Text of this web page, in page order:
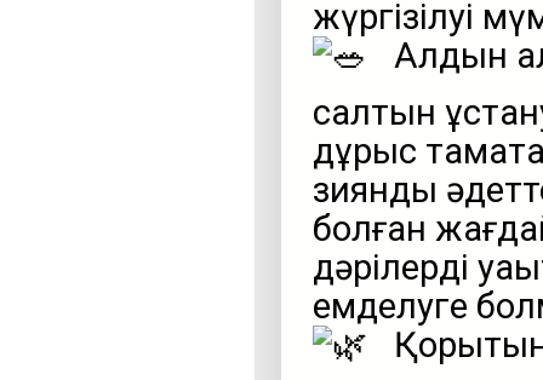
жүргізілуі
Алдын
салтын
дұрыс
зиянды
болған
дәрілерді
емделуге